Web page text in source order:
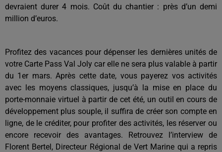
devraient durer 4 mois. Coût du chantier : près d’un demi
million d’euros.
Profitez des vacances pour dépenser les dernières unités de
votre Carte Pass Val Joly car elle ne sera plus valable à partir
du 1er mars. Après cette date, vous payerez vos activités
avec les moyens classiques, jusqu’à la mise en place du
porte-monnaie virtuel à partir de cet été, un outil en cours de
développement plus souple, il suffira de créer son compte en
ligne, de le créditer, pour profiter des activités, les réserver ou
encore recevoir des avantages. Retrouvez l’interview de
Florent Bertel, Directeur Régional de Vert Marine qui a repris